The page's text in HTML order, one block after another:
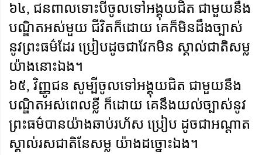
៦៤, ជនពាលទោះបីចូលទៅអង្គុយជិត ជាមួយនឹង
បណ្ឌិតអស់មួយ ជីវិតក៏ដោយ គេក៏មិនដឹងច្បាស់
នូវព្រះធម៌ដែរ ប្រៀបដូចជាវែកមិន ស្គាល់ជាតិសម្ល
យ៉ាងនោះឯង។
៦៥,វិញ្ញូជន សូម្បីចូលទៅអង្គុយជិត ជាមួយនឹង
បណ្ឌិតអស់ពេលខ្លី ក៏ដោយ គេនឹងយល់ច្បាស់នូវ
ព្រះធម៌បានយ៉ាងឆាប់រហ័ស ប្រៀប ដូចជាអណ្តាត
ស្គាល់រសជាតិនែសម្ល យ៉ាងដច្នោះឯង។